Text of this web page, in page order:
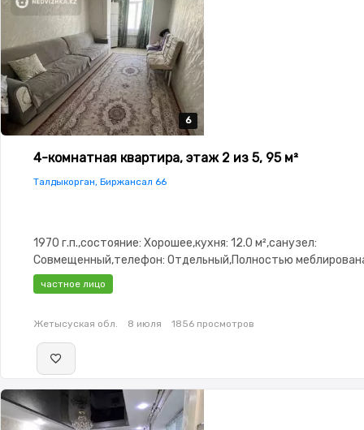
6
6
6
6
6
4-комнатная квартира, этаж 2 из 5, 95 м²
Талдыкорган, Биржансал 66
1970 г.п.,состояние: Хорошее,кухня: 12.0 м²,санузел:
Совмещенный,телефон: Отдельный,Полностью
меблирована,паркинг: Рядом охраняемая стоянка,Решетки
окнах,Домофон,Кодовый замок,Видеонаблюдение
частное лицо
Жетысуская обл. 8 июля 1856 просмотров